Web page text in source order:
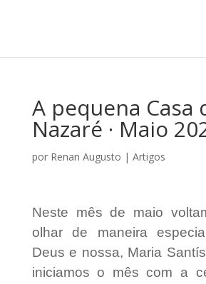
A pequena Casa
Nazaré · Maio
por Renan Augusto | Artigos
Neste mês de maio
olhar de maneira
Deus e nossa, Maria
iniciamos o mês com a